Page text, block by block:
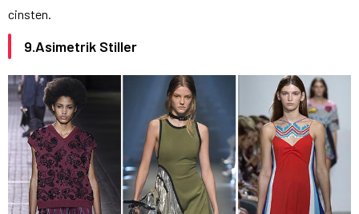
cinsten.
9.Asimetrik Stiller